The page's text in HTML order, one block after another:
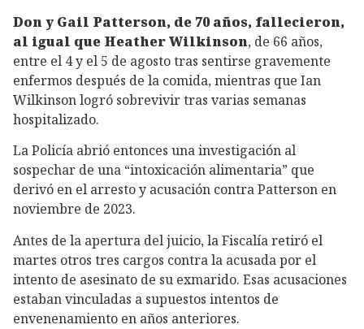
Don y Gail Patterson, de 70 años, fallecieron,
al igual que Heather Wilkinson, de 66 años,
entre el 4 y el 5 de agosto tras sentirse gravemente
enfermos después de la comida, mientras que Ian
Wilkinson logró sobrevivir tras varias semanas
hospitalizado.
La Policía abrió entonces una investigación al
sospechar de una “intoxicación alimentaria” que
derivó en el arresto y acusación contra Patterson en
noviembre de 2023.
Antes de la apertura del juicio, la Fiscalía retiró el
martes otros tres cargos contra la acusada por el
intento de asesinato de su exmarido. Esas acusaciones
estaban vinculadas a supuestos intentos de
envenenamiento en años anteriores.